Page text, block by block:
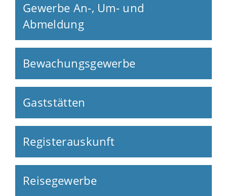
Gewerbe An-, Um- und
Abmeldung
Bewachungsgewerbe
Gaststätten
Registerauskunft
Reisegewerbe